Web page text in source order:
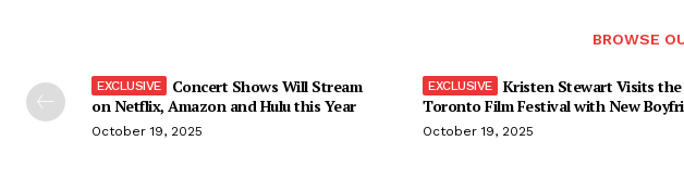
BROWSE
Concert Shows Will Stream
on Netflix, Amazon and Hulu this Year
October 19, 2025
Kristen Stewart Visits the
Toronto Film Festival with New
October 19, 2025